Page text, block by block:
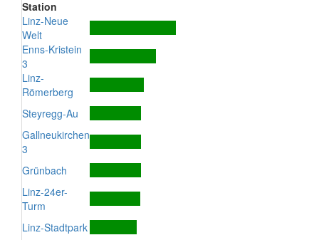
Station
Linz-Neue
Welt
Enns-Kristein
3
Linz-
Römerberg
Steyregg-Au
Gallneukirchen
3
Grünbach
Linz-24er-
Turm
Linz-Stadtpark